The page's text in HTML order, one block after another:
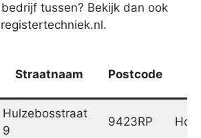
tussen? Bekijk dan ook
Straatnaam Postcode
Hulzebosstraat
9
9423RP